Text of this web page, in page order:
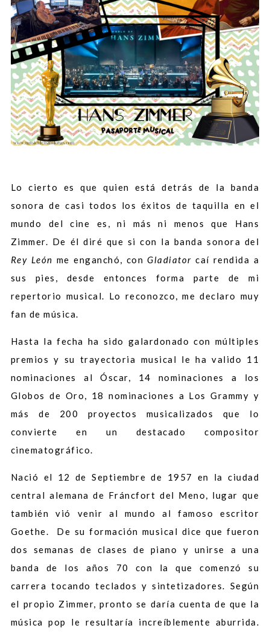
Lo cierto es que quien está detrás de la banda
sonora de casi todos los éxitos de taquilla en el
mundo del cine es, ni más ni menos que Hans
Zimmer. De él diré que si con la banda sonora del
Rey León me enganchó, conGladiator caí rendida a
sus pies, desde entonces forma parte de mi
repertorio musical. Lo reconozco, me declaro muy
fan de música.
Hasta la fecha ha sido galardonado con múltiples
premios y su trayectoria musical le ha valido 11
nominaciones al Óscar, 14 nominaciones a los
Globos de Oro, 18 nominaciones a Los Grammy y
más de 200 proyectos musicalizados que lo
convierte en un destacado compositor
cinematográfico.
Nació el 12 de Septiembre de 1957 en la ciudad
central alemana de Fráncfort del Meno, lugar que
también vió venir al mundo al famoso escritor
Goethe. De su formación musical dice que fueron
dos semanas de clases de piano y unirse a una
banda de los años 70 con la que comenzó su
carrera tocando teclados y sintetizadores. Según
el propio Zimmer, pronto se daría cuenta de que la
música pop le resultaría increíblemente aburrida.